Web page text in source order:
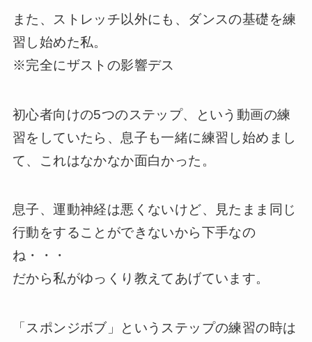
また、ストレッチ以外にも、ダンスの基礎を練
習し始めた私。
※完全にザストの影響デス
初心者向けの5つのステップ、という動画の練
習をしていたら、息子も一緒に練習し始めまし
て、これはなかなか面白かった。
息子、運動神経は悪くないけど、見たまま同じ
行動をすることができないから下手なの
ね・・・
だから私がゆっくり教えてあげています。
「スポンジボブ」というステップの練習の時は